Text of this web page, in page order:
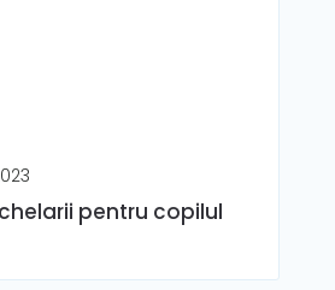
pentru copilul